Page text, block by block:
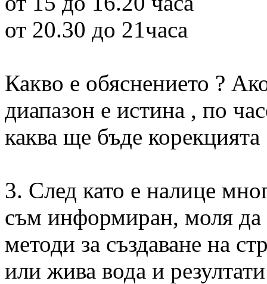
от 20.30 до 21часа
Какво е обяснението ?
диапазон е истина , по
каква ще бъде корекцията
3. След като е налице
съм информиран, моля да
методи за създаване на
или жива вода и